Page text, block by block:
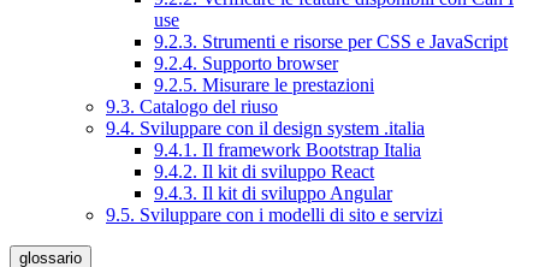
use
9.2.3. Strumenti e risorse per CSS e JavaScript
9.2.4. Supporto browser
9.2.5. Misurare le prestazioni
9.3. Catalogo del riuso
9.4. Sviluppare con il design system .italia
9.4.1. Il framework Bootstrap Italia
9.4.2. Il kit di sviluppo React
9.4.3. Il kit di sviluppo Angular
9.5. Sviluppare con i modelli di sito e servizi
glossario